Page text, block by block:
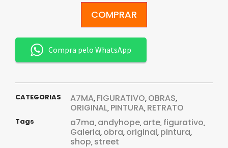
COMPRAR
Compra pelo WhatsApp
CATEGORIAS A7MA, FIGURATIVO, OBRAS,
ORIGINAL, PINTURA, RETRATO
Tags a7ma, andyhope, arte, figurativo,
Galeria, obra, original, pintura,
shop, street